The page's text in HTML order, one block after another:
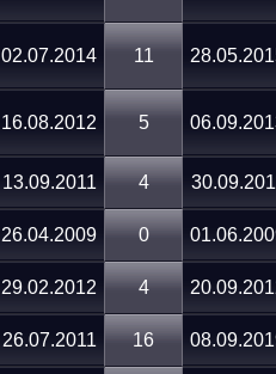
02.07.2014 11
16.08.2012 5
13.09.2011 4
26.04.2009 0
29.02.2012 4
26.07.2011 16